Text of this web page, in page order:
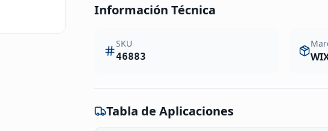
Información Técnica
SKU
46883
Tabla de Aplicaciones